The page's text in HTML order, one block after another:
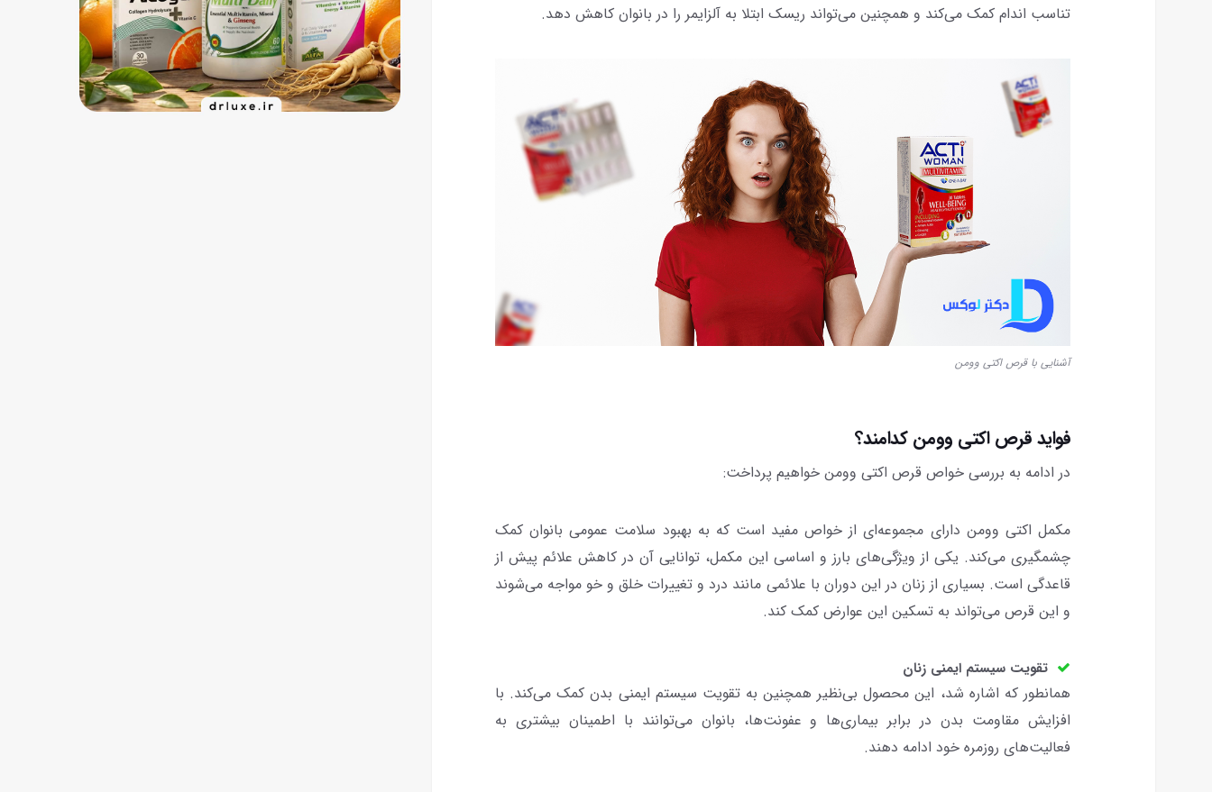
تناسب اندام کمک می‌کند و همچنین می‌تواند ریسک ابتلا به آلزایمر را در بانوان کاهش دهد.
آشنایی با قرص اکتی وومن
فواید قرص اکتی وومن کدامند؟
در ادامه به بررسی خواص قرص اکتی وومن خواهیم پرداخت:
مکمل اکتی وومن دارای مجموعه‌ای از خواص مفید است که به بهبود سلامت عمومی بانوان کمک
چشمگیری می‌کند. یکی از ویژگی‌های بارز و اساسی این مکمل، توانایی آن در کاهش علائم پیش از
قاعدگی است. بسیاری از زنان در این دوران با علائمی مانند درد و تغییرات خلق و خو مواجه می‌شوند
و این قرص می‌تواند به تسکین این عوارض کمک کند.
تقویت سیستم ایمنی زنان
همانطور که اشاره شد، این محصول بی‌نظیر همچنین به تقویت سیستم ایمنی بدن کمک می‌کند. با
افزایش مقاومت بدن در برابر بیماری‌ها و عفونت‌ها، بانوان می‌توانند با اطمینان بیشتری به
فعالیت‌های روزمره خود ادامه دهند.